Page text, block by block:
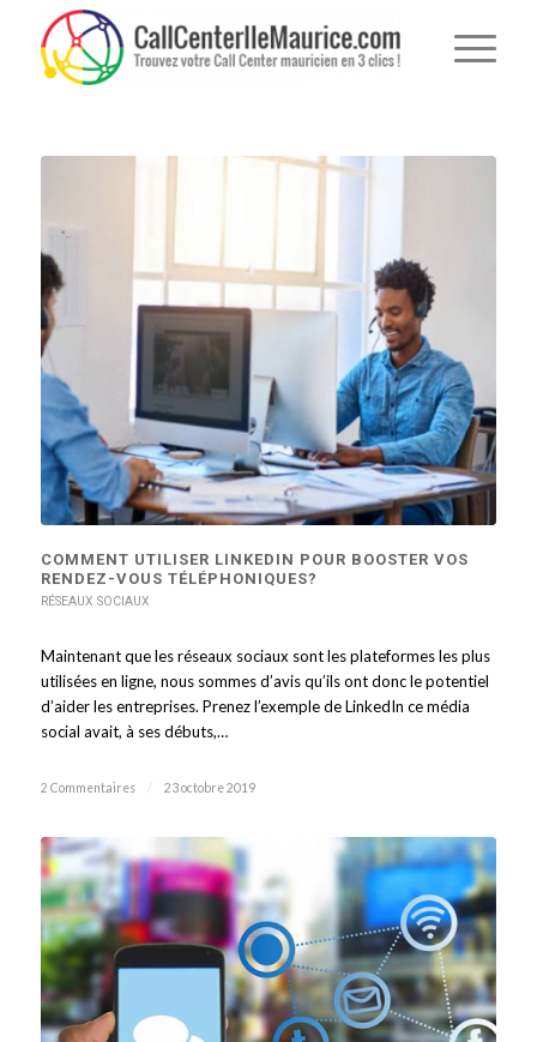
COMMENT UTILISER LINKEDIN POUR BOOSTER VOS
RENDEZ-VOUS TÉLÉPHONIQUES?
RÉSEAUX SOCIAUX
Maintenant que les réseaux sociaux sont les plateformes les plus
utilisées en ligne, nous sommes d’avis qu’ils ont donc le potentiel
d’aider les entreprises. Prenez l’exemple de LinkedIn ce média
social avait, à ses débuts,…
2 Commentaires / 23 octobre 2019